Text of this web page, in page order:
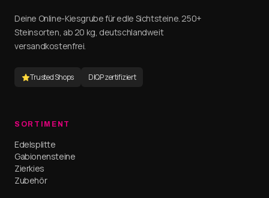
Deine Online-Kiesgrube für edle Sichtsteine. 250+
Steinsorten, ab 20 kg, deutschlandweit
versandkostenfrei.
Trusted Shops DIQP zertifiziert
SORTIMENT
Edelsplitte
Gabionensteine
Zierkies
Zubehör